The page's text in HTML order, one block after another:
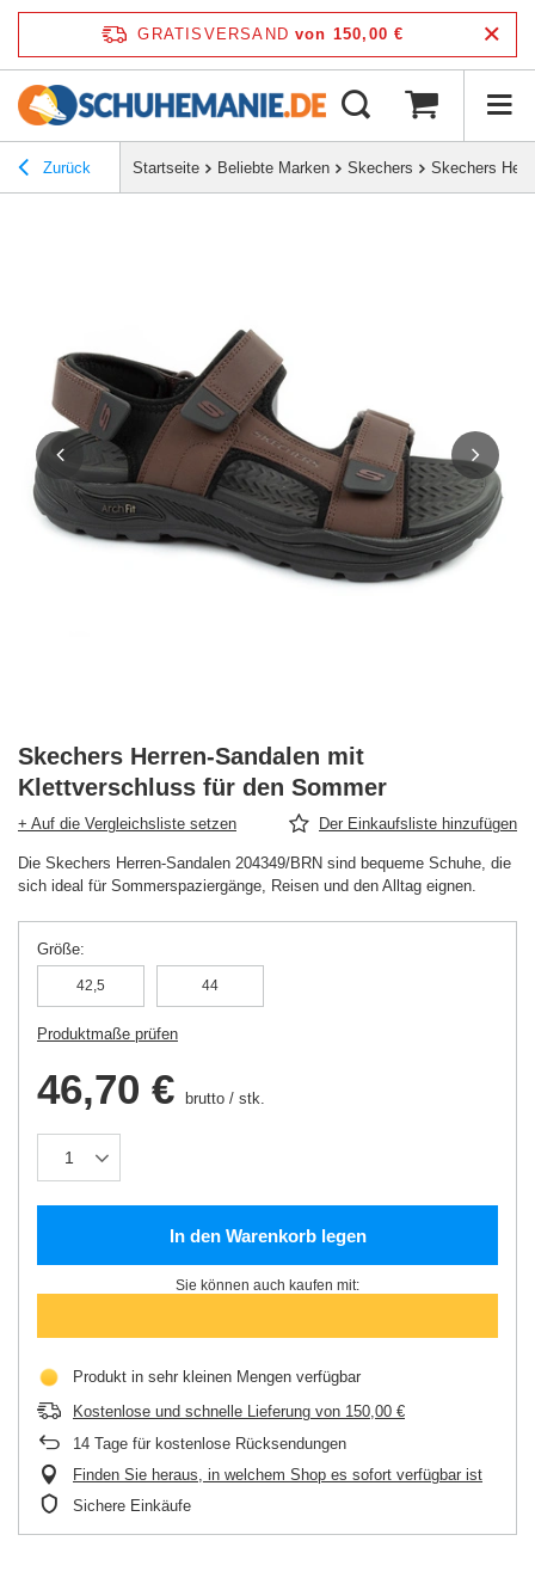
GRATISVERSAND von 150,00 €
Zurück Startseite Beliebte Marken Skechers Skechers
Skechers Herren-Sandalen mit
Klettverschluss für den Sommer
+ Auf die Vergleichsliste setzen Der Einkaufsliste hinzufügen
Die Skechers Herren-Sandalen 204349/BRN sind bequeme Schuhe, die
sich ideal für Sommerspaziergänge, Reisen und den Alltag eignen.
Größe
42,5 44
Produktmaße prüfen
46,70 € brutto / stk.
In den Warenkorb legen
Sie können auch kaufen mit:
Produkt in sehr kleinen Mengen verfügbar
Kostenlose und schnelle Lieferung von 150,00 €
14 Tage für kostenlose Rücksendungen
Finden Sie heraus, in welchem Shop es sofort verfügbar ist
Sichere Einkäufe